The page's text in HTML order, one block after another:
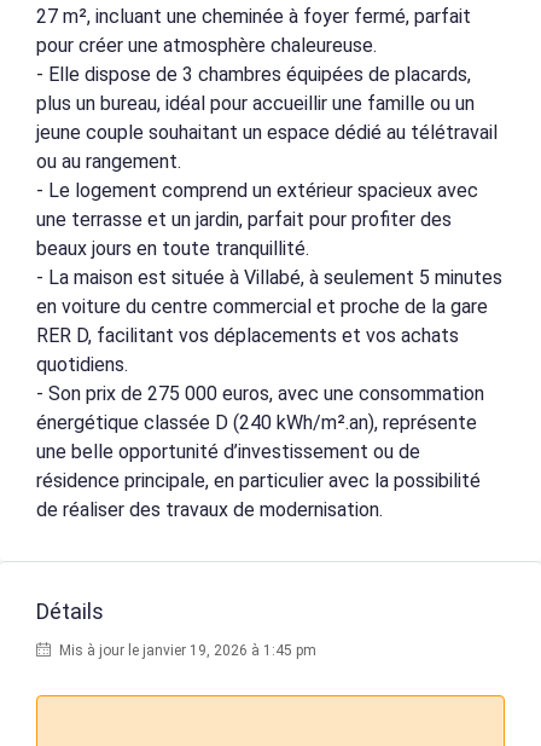
27 m², incluant une cheminée à foyer fermé, parfait
pour créer une atmosphère chaleureuse.
- Elle dispose de 3 chambres équipées de placards,
plus un bureau, idéal pour accueillir une famille ou un
jeune couple souhaitant un espace dédié au télétravail
ou au rangement.
- Le logement comprend un extérieur spacieux avec
une terrasse et un jardin, parfait pour profiter des
beaux jours en toute tranquillité.
- La maison est située à Villabé, à seulement 5 minutes
en voiture du centre commercial et proche de la gare
RER D, facilitant vos déplacements et vos achats
quotidiens.
- Son prix de 275 000 euros, avec une consommation
énergétique classée D (240 kWh/m².an), représente
une belle opportunité d’investissement ou de
résidence principale, en particulier avec la possibilité
de réaliser des travaux de modernisation.
Détails
Mis à jour le janvier 19, 2026 à 1:45 pm